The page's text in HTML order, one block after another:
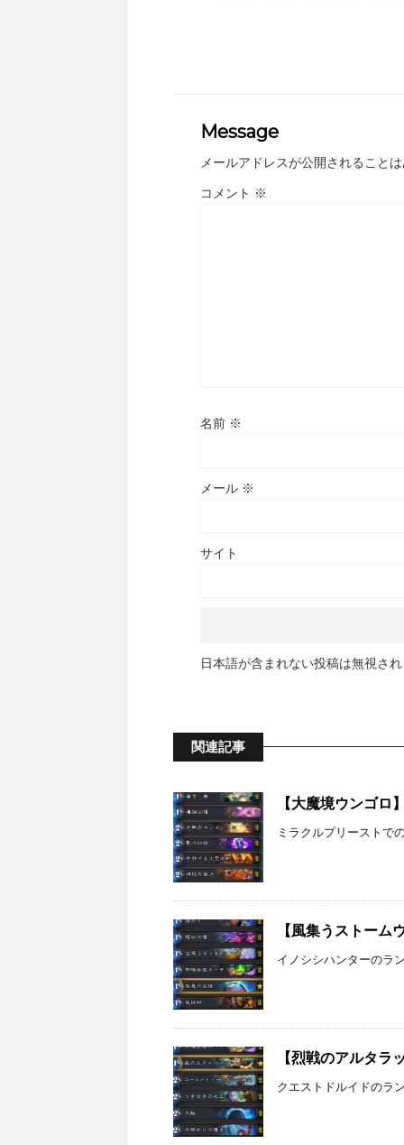
Message
メールアドレスが公開されること
コメント ※
名前 ※
メール ※
サイト
日本語が含まれない投稿は無視さ
関連記事
【大魔境ウンゴロ
ミラクルプリーストで
【風集うストーム
イノシシハンターのラ
【烈戦のアルタラ
クエストドルイドのラ